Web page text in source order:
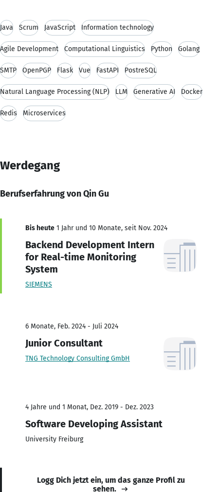
Java Scrum JavaScript Information technology
Agile Development Computational Linguistics Python Golang
SMTP OpenPGP Flask Vue FastAPI PostreSQL
Natural Language Processing (NLP) LLM Generative AI Docker
Redis Microservices
Werdegang
Berufserfahrung von Qin Gu
Bis heute 1 Jahr und 10 Monate, seit Nov. 2024
Backend Development Intern
for Real-time Monitoring
System
SIEMENS
6 Monate, Feb. 2024 - Juli 2024
Junior Consultant
TNG Technology Consulting GmbH
4 Jahre und 1 Monat, Dez. 2019 - Dez. 2023
Software Developing Assistant
University Freiburg
Logg Dich jetzt ein, um das ganze Profil zu
sehen.